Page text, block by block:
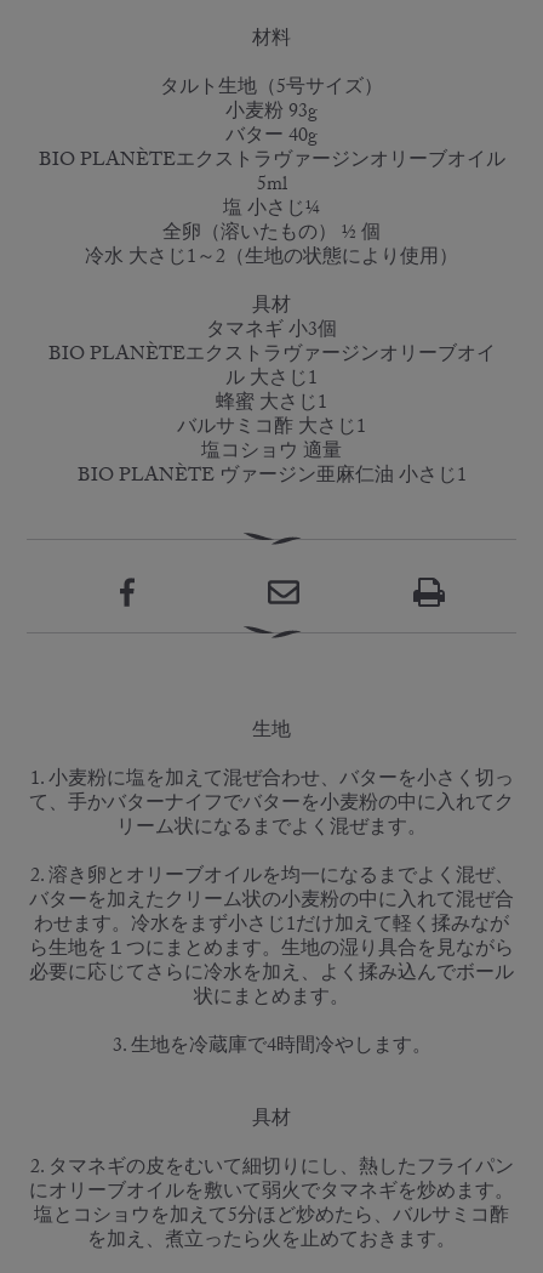
材料
タルト生地（5号サイズ）
小麦粉 93g
バター 40g
BIO PLANÈTEエクストラヴァージンオリーブオイル
5ml
塩 小さじ¼
全卵（溶いたもの） ½ 個
冷水 大さじ1～2（生地の状態により使用）
具材
タマネギ 小3個
BIO PLANÈTEエクストラヴァージンオリーブオイ
ル 大さじ1
蜂蜜 大さじ1
バルサミコ酢 大さじ1
塩コショウ 適量
BIO PLANÈTE ヴァージン亜麻仁油 小さじ1
生地
1. 小麦粉に塩を加えて混ぜ合わせ、バターを小さく切っ
て、手かバターナイフでバターを小麦粉の中に入れてク
リーム状になるまでよく混ぜます。
2. 溶き卵とオリーブオイルを均一になるまでよく混ぜ、
バターを加えたクリーム状の小麦粉の中に入れて混ぜ合
わせます。冷水をまず小さじ1だけ加えて軽く揉みなが
ら生地を１つにまとめます。生地の湿り具合を見ながら
必要に応じてさらに冷水を加え、よく揉み込んでボール
状にまとめます。
3. 生地を冷蔵庫で4時間冷やします。
具材
2. タマネギの皮をむいて細切りにし、熱したフライパン
にオリーブオイルを敷いて弱火でタマネギを炒めます。
塩とコショウを加えて5分ほど炒めたら、バルサミコ酢
を加え、煮立ったら火を止めておきます。